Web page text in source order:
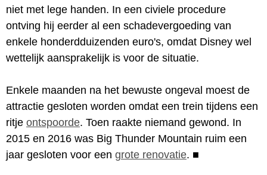
niet met lege handen. In een civiele procedure
ontving hij eerder al een schadevergoeding van
enkele honderdduizenden euro's, omdat Disney wel
wettelijk aansprakelijk is voor de situatie.
Enkele maanden na het bewuste ongeval moest de
attractie gesloten worden omdat een trein tijdens een
ritje ontspoorde. Toen raakte niemand gewond. In
2015 en 2016 was Big Thunder Mountain ruim een
jaar gesloten voor een grote renovatie. ■